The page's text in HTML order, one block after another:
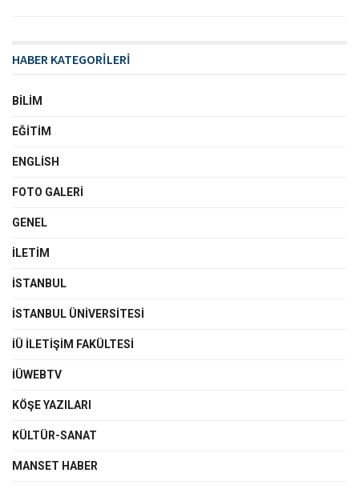
HABER KATEGORİLERİ
BILIM
EĞITIM
ENGLISH
FOTO GALERI
GENEL
İLETIM
İSTANBUL
İSTANBUL ÜNIVERSITESI
İÜ İLETIŞIM FAKÜLTESI
İÜWEBTV
KÖŞE YAZILARI
KÜLTÜR-SANAT
MANSET HABER